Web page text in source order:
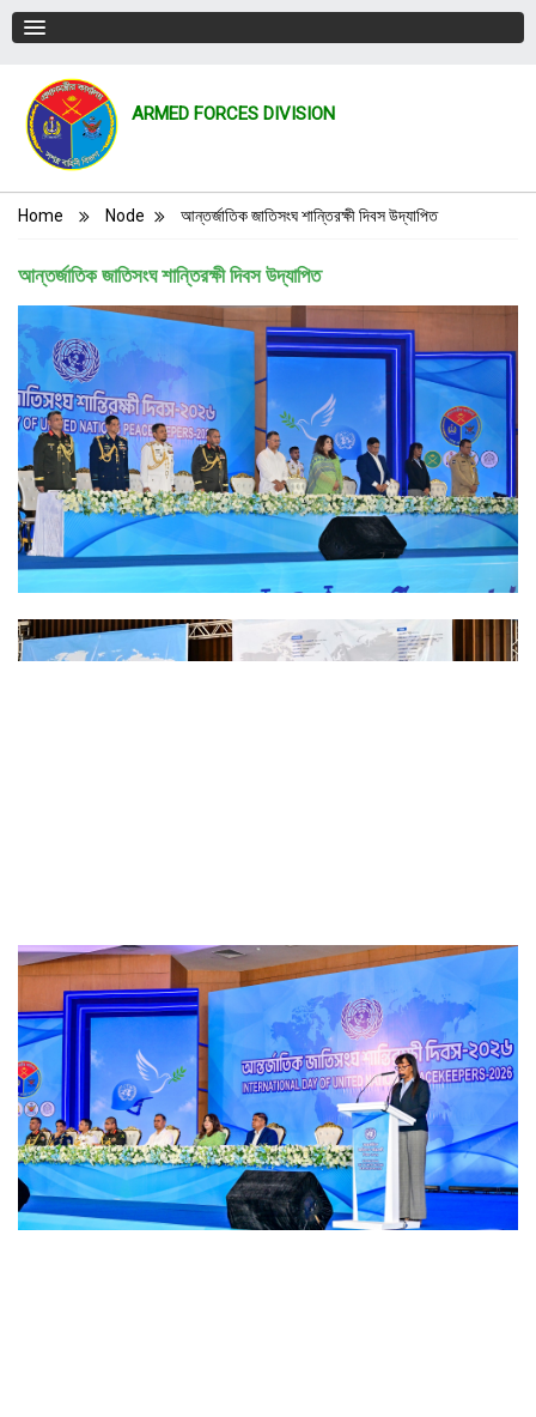
ARMED FORCES DIVISION
Breadcrumb
Home Node আন্তর্জাতিক জাতিসংঘ শান্তিরক্ষী দিবস উদ্‌যাপিত
আন্তর্জাতিক জাতিসংঘ শান্তিরক্ষী দিবস উদ্‌যাপিত